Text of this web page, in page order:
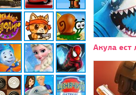
Акула ест